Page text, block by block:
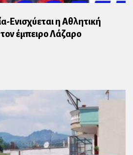
Ενισχύεται η Αθλητική
έμπειρο Λάζαρο